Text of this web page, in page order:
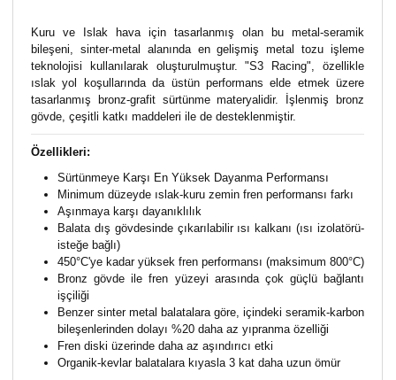
Kuru ve Islak hava için tasarlanmış olan bu metal-seramik
bileşeni, sinter-metal alanında en gelişmiş metal tozu işleme
teknolojisi kullanılarak oluşturulmuştur. "S3 Racing", özellikle
ıslak yol koşullarında da üstün performans elde etmek üzere
tasarlanmış bronz-grafit sürtünme materyalidir. İşlenmiş bronz
gövde, çeşitli katkı maddeleri ile de desteklenmiştir.
Özellikleri:
Sürtünmeye Karşı En Yüksek Dayanma Performansı
Minimum düzeyde ıslak-kuru zemin fren performansı farkı
Aşınmaya karşı dayanıklılık
Balata dış gövdesinde çıkarılabilir ısı kalkanı (ısı izolatörü-
isteğe bağlı)
450°C'ye kadar yüksek fren performansı (maksimum 800°C)
Bronz gövde ile fren yüzeyi arasında çok güçlü bağlantı
işçiliği
Benzer sinter metal balatalara göre, içindeki seramik-karbon
bileşenlerinden dolayı %20 daha az yıpranma özelliği
Fren diski üzerinde daha az aşındırıcı etki
Organik-kevlar balatalara kıyasla 3 kat daha uzun ömür